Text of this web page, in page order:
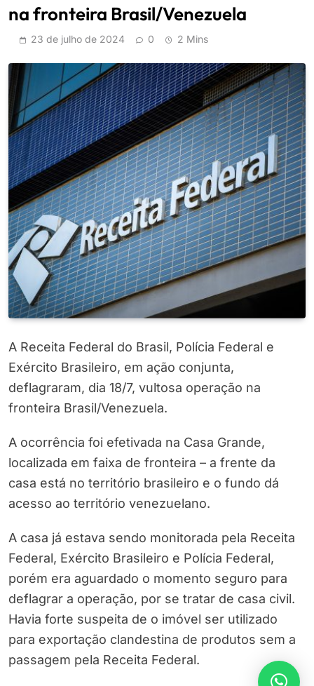
na fronteira Brasil/Venezuela
23 de julho de 2024 0 2 Mins
A Receita Federal do Brasil, Polícia Federal e
Exército Brasileiro, em ação conjunta,
deflagraram, dia 18/7, vultosa operação na
fronteira Brasil/Venezuela.
A ocorrência foi efetivada na Casa Grande,
localizada em faixa de fronteira – a frente da
casa está no território brasileiro e o fundo dá
acesso ao território venezuelano.
A casa já estava sendo monitorada pela Receita
Federal, Exército Brasileiro e Polícia Federal,
porém era aguardado o momento seguro para
deflagrar a operação, por se tratar de casa civil.
Havia forte suspeita de o imóvel ser utilizado
para exportação clandestina de produtos sem a
passagem pela Receita Federal.